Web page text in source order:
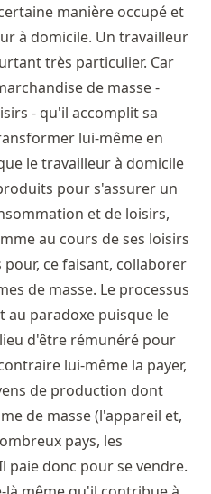
manière occupé et
à domicile. Un travailleur
très particulier. Car
de masse -
- qu'il accomplit sa
lui-même en
le travailleur à domicile
pour s'assurer un
et de loisirs,
au cours de ses loisirs
ce faisant, collaborer
de masse. Le processus
paradoxe puisque le
d'être rémunéré pour
lui-même la payer,
de production dont
de masse (l'appareil et,
pays, les
paie donc pour se vendre.